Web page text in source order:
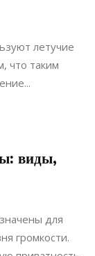
летучие
что таким
виды,
для
громкости.